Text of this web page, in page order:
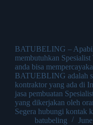
BATUBELING –
membutuhkan
anda bisa
BATUEBLING adalah
kontraktor yang ada di
jasa pembuatan
yang dikerjakan oleh
Segera hubungi kontak
batubeling